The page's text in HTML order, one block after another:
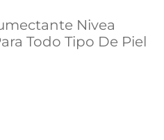
Nivea
Todo Tipo De Piel